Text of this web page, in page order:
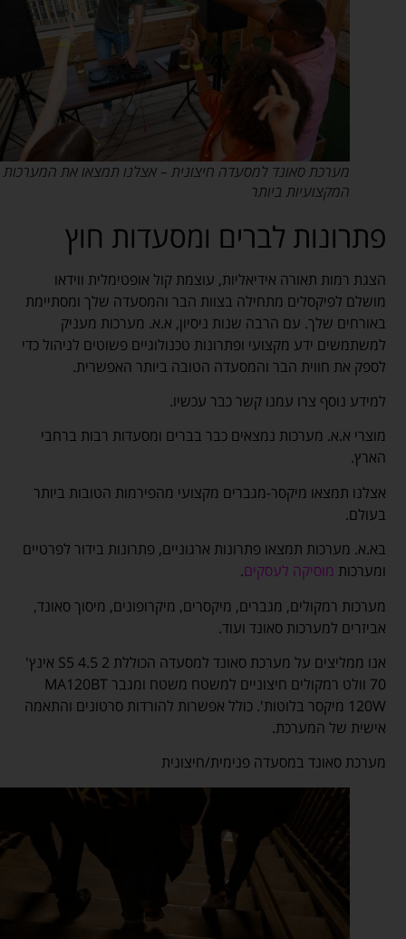
מערכת סאונד למסעדה חיצונית – אצלנו תמצאו את המערכות
המקצועיות ביותר
פתרונות לברים ומסעדות חוץ
הצגת רמות תאורה אידיאליות, עוצמת קול אופטימלית ווידאו
מושלם לפיקסלים מתחילה בצוות הבר והמסעדה שלך ומסתיימת
באורחים שלך. עם הרבה שנות ניסיון, א.א. מערכות מעניק
למשתמשים ידע מקצועי ופתרונות טכנולוגיים פשוטים לניהול כדי
לספק את חווית הבר והמסעדה הטובה ביותר האפשרית.
למידע נוסף צרו עמנו קשר כבר עכשיו.
מוצרי א.א. מערכות נמצאים כבר בברים ומסעדות רבות ברחבי
הארץ.
אצלנו תמצאו מיקסר-מגברים מקצועי מהפירמות הטובות ביותר
בעולם.
בא.א. מערכות תמצאו פתרונות ארגוניים, פתרונות בידור לפרטיים
ומערכות מוסיקה לעסקים.
מערכות רמקולים, מגברים, מיקסרים, מיקרופונים, מיסוך סאונד,
אביזרים למערכות סאונד ועוד.
אנו ממליצים על מערכת סאונד למסעדה הכוללת 2 S5 4.5 אינץ'
70 וולט רמקולים חיצוניים למשטח משטח ומגבר MA120BT
120W מיקסר בלוטות'. כולל אפשרות להורדות סרטונים והתאמה
אישית של המערכת.
מערכת סאונד במסעדה פנימית/חיצונית